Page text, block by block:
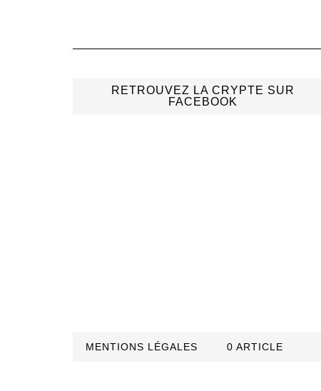
RETROUVEZ LA CRYPTE SUR
FACEBOOK
MENTIONS LÉGALES 0 ARTICLE